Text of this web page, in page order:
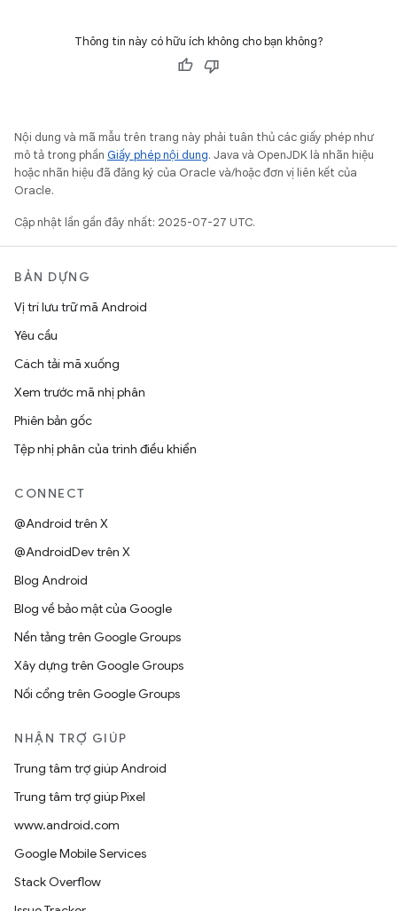
Thông tin này có hữu ích không cho bạn không?
Nội dung và mã mẫu trên trang này phải tuân thủ các giấy phép như
mô tả trong phần Giấy phép nội dung. Java và OpenJDK là nhãn hiệu
hoặc nhãn hiệu đã đăng ký của Oracle và/hoặc đơn vị liên kết của
Oracle.
Cập nhật lần gần đây nhất: 2025-07-27 UTC.
BẢN DỰNG
Vị trí lưu trữ mã Android
Yêu cầu
Cách tải mã xuống
Xem trước mã nhị phân
Phiên bản gốc
Tệp nhị phân của trình điều khiển
CONNECT
@Android trên X
@AndroidDev trên X
Blog Android
Blog về bảo mật của Google
Nền tảng trên Google Groups
Xây dựng trên Google Groups
Nối cổng trên Google Groups
NHẬN TRỢ GIÚP
Trung tâm trợ giúp Android
Trung tâm trợ giúp Pixel
www.android.com
Google Mobile Services
Stack Overflow